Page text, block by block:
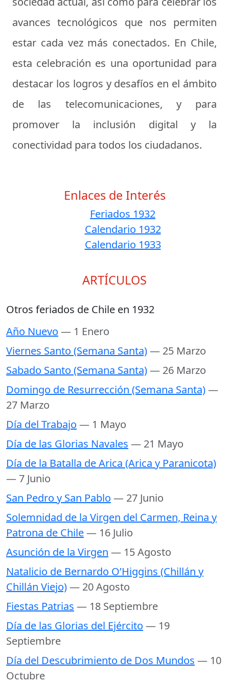
avances tecnológicos que nos permiten
estar cada vez más conectados. En Chile,
esta celebración es una oportunidad para
destacar los logros y desafíos en el ámbito
de las telecomunicaciones, y para
promover la inclusión digital y la
conectividad para todos los ciudadanos.
Enlaces de Interés
Feriados 1932
Calendario 1932
Calendario 1933
ARTÍCULOS
Otros feriados de Chile en 1932
Año Nuevo — 1 Enero
Viernes Santo (Semana Santa)— 25 Marzo
Sabado Santo (Semana Santa)— 26 Marzo
Domingo de Resurrección (Semana Santa)—
27 Marzo
Día del Trabajo — 1 Mayo
Día de las Glorias Navales — 21 Mayo
Día de la Batalla de Arica (Arica y Paranicota)
— 7 Junio
San Pedro y San Pablo — 27 Junio
Solemnidad de la Virgen del Carmen, Reina y
Patrona de Chile— 16 Julio
Asunción de la Virgen — 15 Agosto
Natalicio de Bernardo O’Higgins (Chillán y
Chillán Viejo)— 20 Agosto
Fiestas Patrias — 18 Septiembre
Día de las Glorias del Ejército — 19
Septiembre
Día del Descubrimiento de Dos Mundos — 10
Octubre